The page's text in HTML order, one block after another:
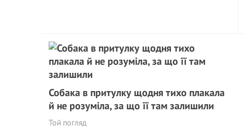
Собака в притулку щодня тихо плакала
й не розуміла, за що її там залишили
Той погляд